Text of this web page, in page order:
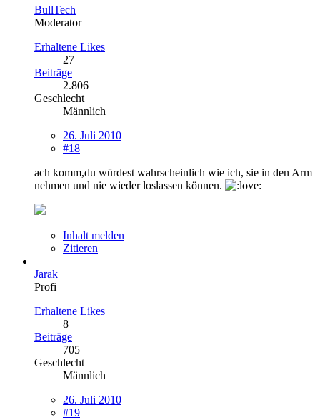
BullTech
Moderator
Erhaltene Likes
27
Beiträge
2.806
Geschlecht
Männlich
26. Juli 2010
#18
ach komm,du würdest wahrscheinlich wie ich, sie in den Arm
nehmen und nie wieder loslassen können.
Inhalt melden
Zitieren
Jarak
Profi
Erhaltene Likes
8
Beiträge
705
Geschlecht
Männlich
26. Juli 2010
#19